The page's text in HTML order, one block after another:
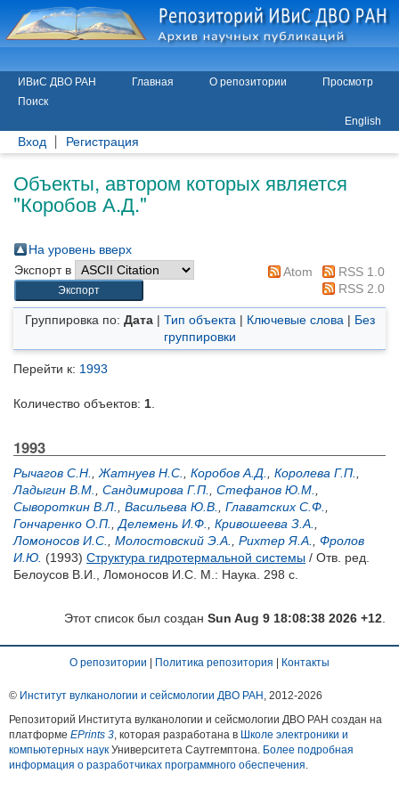
ИВиС ДВО РАН Главная О репозитории
Просмотр
Поиск
English
Вход Регистрация
Объекты, автором которых является
"Коробов А.Д."
На уровень вверх
Экспорт в
Atom
RSS 1.0
RSS 2.0
Группировка по: Дата| Тип объекта | Ключевые слова | Без
группировки
Перейти к: 1993
Количество объектов: 1
1993
Рычагов С.Н. Жатнуев Н.С. Коробов А.Д. Королева Г.П.
Ладыгин В.М.
Сандимирова Г.П. Стефанов Ю.М.
Сывороткин В.Л.
Васильева Ю.В. Главатских С.Ф.
Гончаренко О.П.
Делемень И.Ф. Кривошеева З.А.
Ломоносов И.С.
Молостовский Э.А. Рихтер Я.А.
Фролов
И.Ю. (1993) Структура гидротермальной системы / Отв. ред.
Белоусов В.И.
Ломоносов И.С. М.: Наука. 298 с.
Этот список был создан Sun Aug 9 18:08:38 2026 +12
О репозитории Политика репозитория Контакты
© Институт вулканологии и сейсмологии ДВО РАН , 2012-2026
Репозиторий Института вулканологии и сейсмологии ДВО РАН создан на
платформе EPrints 3, которая разработана в Школе электроники и
компьютерных наук Университета Саутгемптона. Более подробная
информация о разработчиках программного обеспечения.